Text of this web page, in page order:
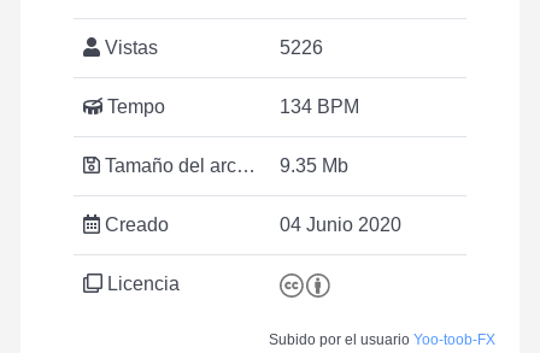
Vistas 5226
Tempo 134 BPM
Tamaño del archivo 9.35 Mb
Creado 04 Junio 2020
Licencia
Subido por el usuario Yoo-toob-FX